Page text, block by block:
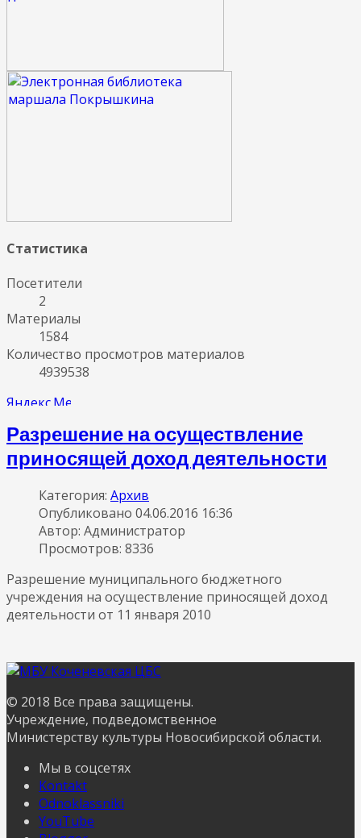
Статистика
Посетители
2
Материалы
1584
Количество просмотров материалов
4939538
Разрешение на осуществление
приносящей доход деятельности
Категория: Архив
Опубликовано 04.06.2016 16:36
Автор: Администратор
Просмотров: 8336
Разрешение муниципального бюджетного
учреждения на осуществление приносящей доход
деятельности от 11 января 2010
© 2018 Все права защищены.
Учреждение, подведомственное
Министерству культуры Новосибирской области.
Мы в соцсетях
Kontakt
Odnoklassniki
YouTube